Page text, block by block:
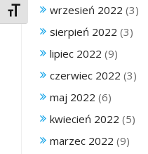
Toggle Font sizewrzesień 2022 (3)
sierpień 2022 (3)
lipiec 2022 (9)
czerwiec 2022 (3)
maj 2022 (6)
kwiecień 2022 (5)
marzec 2022 (9)